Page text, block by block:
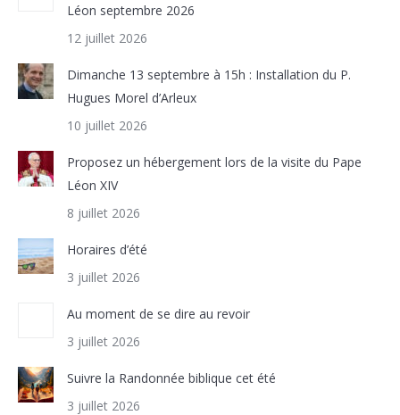
Léon septembre 2026
12 juillet 2026
Dimanche 13 septembre à 15h : Installation du P.
Hugues Morel d’Arleux
10 juillet 2026
Proposez un hébergement lors de la visite du Pape
Léon XIV
8 juillet 2026
Horaires d’été
3 juillet 2026
Au moment de se dire au revoir
3 juillet 2026
Suivre la Randonnée biblique cet été
3 juillet 2026